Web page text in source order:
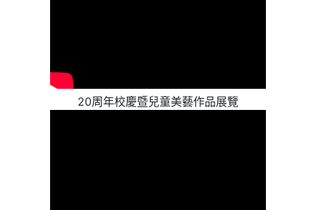
20周年校慶暨兒童美藝作品展覽